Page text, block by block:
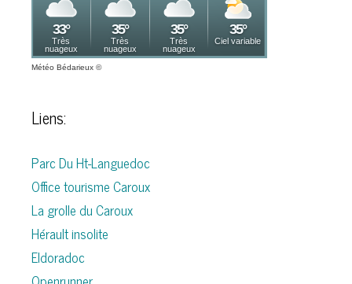
Météo Bédarieux ©
Liens:
Parc Du Ht-Languedoc
Office tourisme Caroux
La grolle du Caroux
Hérault insolite
Eldoradoc